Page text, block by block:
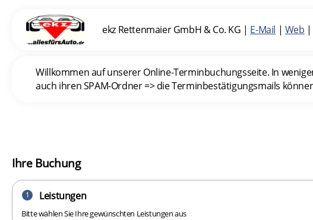
ekz Rettenmaier GmbH & Co. KG | E-Mail | Web
Willkommen auf unserer Online-Terminbuchungsseite. In
auch ihren SPAM-Ordner => die Terminbestätigungsmails
Ihre Buchung
1 Leistungen
Bitte wählen Sie Ihre gewünschten Leistungen aus